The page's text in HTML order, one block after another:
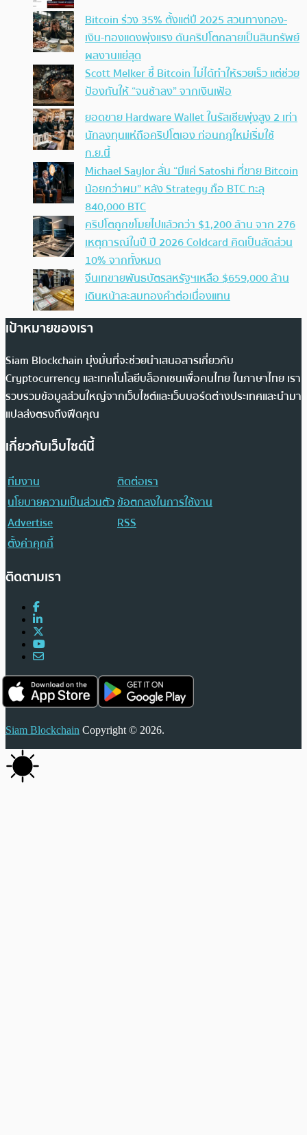
Bitcoin ร่วง 35% ตั้งแต่ปี 2025 สวนทางทอง-
เงิน-ทองแดงพุ่งแรง ดันคริปโตกลายเป็นสินทรัพย์
ผลงานแย่สุด
Scott Melker ชี้ Bitcoin ไม่ได้ทำให้รวยเร็ว แต่ช่วย
ป้องกันให้ “จนช้าลง” จากเงินเฟ้อ
ยอดขาย Hardware Wallet ในรัสเซียพุ่งสูง 2 เท่า
นักลงทุนแห่ถือคริปโตเอง ก่อนกฎใหม่เริ่มใช้
ก.ย.นี้
Michael Saylor ลั่น “มีแค่ Satoshi ที่ขาย Bitcoin
น้อยกว่าผม” หลัง Strategy ถือ BTC ทะลุ
840,000 BTC
คริปโตถูกขโมยไปแล้วกว่า $1,200 ล้าน จาก 276
เหตุการณ์ในปี ปี 2026 Coldcard คิดเป็นสัดส่วน
10% จากทั้งหมด
จีนเทขายพันธบัตรสหรัฐฯเหลือ $659,000 ล้าน
เดินหน้าสะสมทองคำต่อเนื่องแทน
เป้าหมายของเรา
Siam Blockchain มุ่งมั่นที่จะช่วยนำเสนอสารเกี่ยวกับ
Cryptocurrency และเทคโนโลยีบล็อกเชนเพื่อคนไทย ในภาษาไทย เรา
รวบรวมข้อมูลส่วนใหญ่จากเว็บไซต์และเว็บบอร์ดต่างประเทศและนำมา
แปลส่งตรงถึงฟีดคุณ
เกี่ยวกับเว็บไซต์นี้
ทีมงาน
ติดต่อเรา
นโยบายความเป็นส่วนตัวข้อตกลงในการใช้งาน
Advertise
RSS
ตั้งค่าคุกกี้
ติดตามเรา
Siam Blockchain Copyright © 2026.